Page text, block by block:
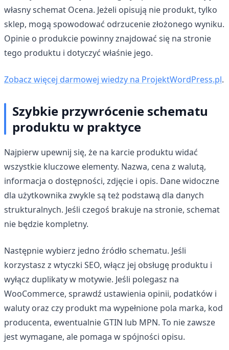
własny schemat Ocena. Jeżeli opisują nie produkt, tylko
sklep, mogą spowodować odrzucenie złożonego wyniku.
Opinie o produkcie powinny znajdować się na stronie
tego produktu i dotyczyć właśnie jego.
Zobacz więcej darmowej wiedzy na ProjektWordPress.pl.
Szybkie przywrócenie schematu
produktu w praktyce
Najpierw upewnij się, że na karcie produktu widać
wszystkie kluczowe elementy. Nazwa, cena z walutą,
informacja o dostępności, zdjęcie i opis. Dane widoczne
dla użytkownika zwykle są też podstawą dla danych
strukturalnych. Jeśli czegoś brakuje na stronie, schemat
nie będzie kompletny.
Następnie wybierz jedno źródło schematu. Jeśli
korzystasz z wtyczki SEO, włącz jej obsługę produktu i
wyłącz duplikaty w motywie. Jeśli polegasz na
WooCommerce, sprawdź ustawienia opinii, podatków i
waluty oraz czy produkt ma wypełnione pola marka, kod
producenta, ewentualnie GTIN lub MPN. To nie zawsze
jest wymagane, ale pomaga w spójności opisu.